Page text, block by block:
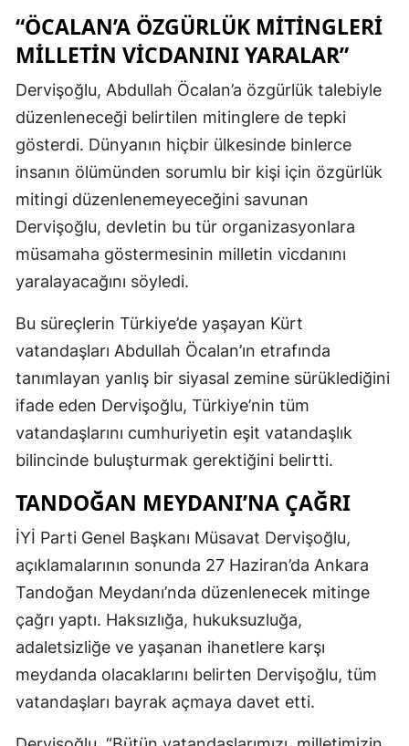
“ÖCALAN’A ÖZGÜRLÜK MITINGLERI
MILLETIN VICDANINI YARALAR”
Dervişoğlu, Abdullah Öcalan’a özgürlük talebiyle
düzenleneceği belirtilen mitinglere de tepki
gösterdi. Dünyanın hiçbir ülkesinde binlerce
insanın ölümünden sorumlu bir kişi için özgürlük
mitingi düzenlenemeyeceğini savunan
Dervişoğlu, devletin bu tür organizasyonlara
müsamaha göstermesinin milletin vicdanını
yaralayacağını söyledi.
Bu süreçlerin Türkiye’de yaşayan Kürt
vatandaşları Abdullah Öcalan’ın etrafında
tanımlayan yanlış bir siyasal zemine sürüklediğini
ifade eden Dervişoğlu, Türkiye’nin tüm
vatandaşlarını cumhuriyetin eşit vatandaşlık
bilincinde buluşturmak gerektiğini belirtti.
TANDOĞAN MEYDANI’NA ÇAĞRI
İYİ Parti Genel Başkanı Müsavat Dervişoğlu,
açıklamalarının sonunda 27 Haziran’da Ankara
Tandoğan Meydanı’nda düzenlenecek mitinge
çağrı yaptı. Haksızlığa, hukuksuzluğa,
adaletsizliğe ve yaşanan ihanetlere karşı
meydanda olacaklarını belirten Dervişoğlu, tüm
vatandaşları bayrak açmaya davet etti.